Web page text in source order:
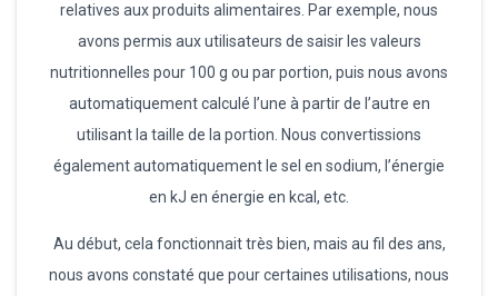
relatives aux produits alimentaires. Par exemple, nous
avons permis aux utilisateurs de saisir les valeurs
nutritionnelles pour 100 g ou par portion, puis nous avons
automatiquement calculé l’une à partir de l’autre en
utilisant la taille de la portion. Nous convertissions
également automatiquement le sel en sodium, l’énergie
en kJ en énergie en kcal, etc.
Au début, cela fonctionnait très bien, mais au fil des ans,
nous avons constaté que pour certaines utilisations, nous